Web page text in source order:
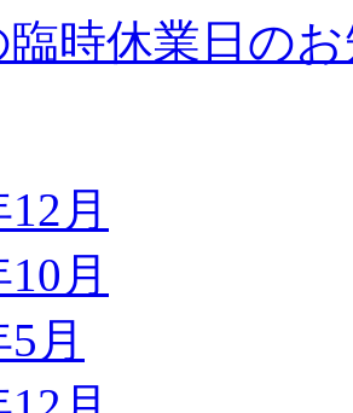
臨時休業日の
月
月
月